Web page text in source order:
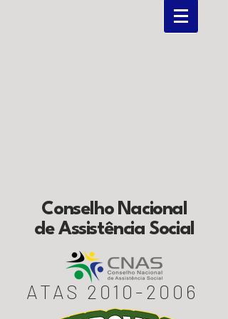
Conselho Nacional
de Assistência Social
ATAS 2010-2006